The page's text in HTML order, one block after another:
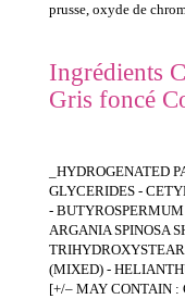
prusse, oxyde de
Ingrédients
Gris foncé
_HYDROGENATED
GLYCERIDES -
-
ARGANIA SPINOSA
(MIXED) -
[+/– MAY CONTAIN